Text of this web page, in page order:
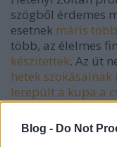
Blog - Do Not
szögből érdemes
esetnek máris
több, az élelmes
készítettek. Az út
hetek
lerepült a kupa a
utolsó pillanatban
már amúgy is